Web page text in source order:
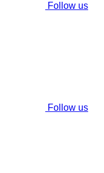
Follow us
Follow us